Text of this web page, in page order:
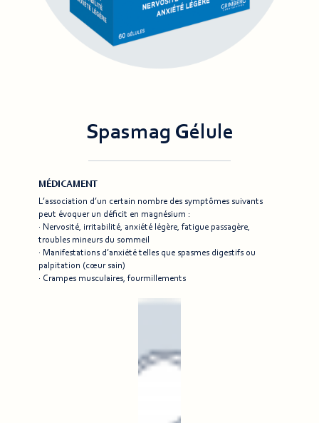
Spasmag Gélule
MÉDICAMENT
L’association d’un certain nombre des symptômes suivants
peut évoquer un déficit en magnésium :
· Nervosité, irritabilité, anxiété légère, fatigue passagère,
troubles mineurs du sommeil
· Manifestations d’anxiété telles que spasmes digestifs ou
palpitation (cœur sain)
· Crampes musculaires, fourmillements